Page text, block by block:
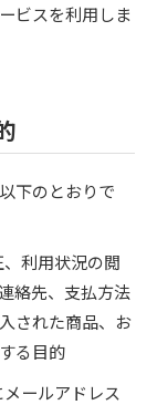
ビスを利用しま
下のとおりで
利用状況の閲
絡先、支払方法
された商品、お
る目的
ールアドレス